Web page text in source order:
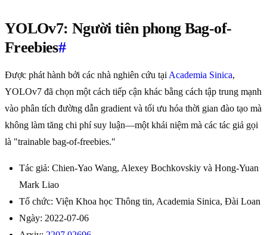
YOLOv7: Người tiên phong Bag-of-
Freebies#
Được phát hành bởi các nhà nghiên cứu tại Academia Sinica,
YOLOv7 đã chọn một cách tiếp cận khác bằng cách tập trung mạnh
vào phân tích đường dẫn gradient và tối ưu hóa thời gian đào tạo mà
không làm tăng chi phí suy luận—một khái niệm mà các tác giả gọi
là "trainable bag-of-freebies."
Tác giả: Chien-Yao Wang, Alexey Bochkovskiy và Hong-Yuan
Mark Liao
Tổ chức: Viện Khoa học Thông tin, Academia Sinica, Đài Loan
Ngày: 2022-07-06